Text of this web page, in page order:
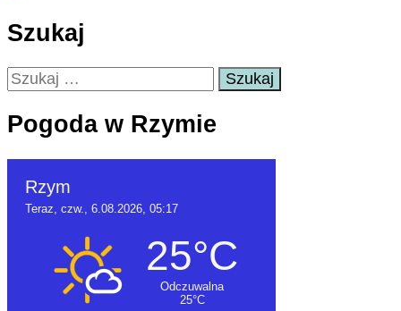
Szukaj
Szukaj:
Pogoda w Rzymie